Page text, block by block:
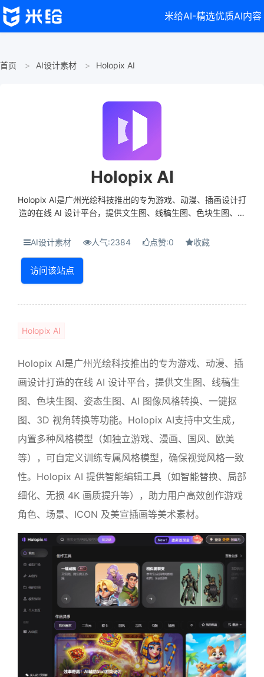
米给AI-精选优质AI内容
首页 AI设计素材 Holopix AI
Holopix AI
Holopix AI是广州光绘科技推出的专为游戏、动漫、插画设计打
造的在线 AI 设计平台，提供文生图、线稿生图、色块生图、姿
Holopix AI支持中文生成，...
AI设计素材 人气:2384 点赞:0 收藏
访问该站点
Holopix AI
Holopix AI是广州光绘科技推出的专为游戏、动漫、插
画设计打造的在线 AI 设计平台，提供文生图、线稿生
图、色块生图、姿态生图、AI 图像风格转换、一键抠
图、3D 视角转换等功能。Holopix AI支持中文生成，
内置多种风格模型（如独立游戏、漫画、国风、欧美
等），可自定义训练专属风格模型，确保视觉风格一致
性。Holopix AI 提供智能编辑工具（如智能替换、局部
细化、无损 4K 画质提升等），助力用户高效创作游戏
角色、场景、ICON 及美宣插画等美术素材。